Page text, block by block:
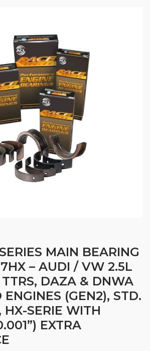
MAIN BEARING
– AUDI / VW 2.5L
TTRS, DAZA & DNWA
ENGINES (GEN2), STD.
HX-SERIE WITH
EXTRA